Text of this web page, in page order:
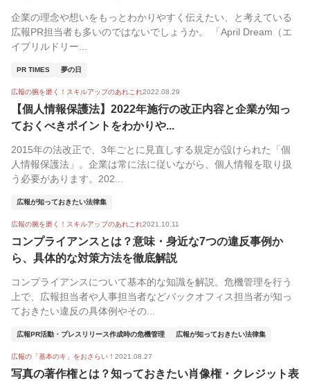
企業の理念や想いをもっとわかりやすく伝えたい、と考えている
広報PR担当者も多いのではないでしょうか。 「April Dream（エ
イプリルドリー...
PR TIMES 夢の日
広報の腕を磨く！スキルアップのあれこれ2022.08.29
【個人情報保護法】2022年施行の改正内容と企業が知っ
ておくべきポイントをわかりや...
2015年の法改正で、3年ごとに見直しする規定が設けられた「個
人情報保護法」。企業は常に法に従いながら、個人情報を取り扱
う必要があります。202...
広報が知っておきたい法律集
広報の腕を磨く！スキルアップのあれこれ2021.10.11
コンプライアンスとは？意味・身近な7つの違反事例か
ら、具体的な対策方法を徹底解説
コンプライアンスについて基本的な知識を解説。危機管理を行う
上で、広報担当者や人事担当者などバックオフィス担当者が知っ
ておきたい違反の具体例やその...
広報PR活動・プレスリリース作成時の危機管理 広報が知っておきたい法律集
広報の「基本のキ」をおさらい！ 2021.08.27
写真の著作権とは？知っておきたい肖像権・クレジット表